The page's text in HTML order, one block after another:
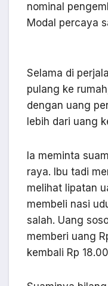
nominal
Modal percaya
Selama di
pulang ke
dengan uang
lebih dari uang
Ia meminta
raya. Ibu tadi
melihat lipatan
membeli nasi
salah. Uang
memberi uang
kembali Rp